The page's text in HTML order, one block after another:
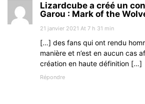
Lizardcube a créé un
Garou : Mark of the
21 janvier 2021 At 7 h 31 min
[…] des fans qui ont rendu
manière et n’est en aucun cas
création en haute définition […]
Répondre